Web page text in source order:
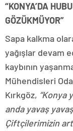
“KONYA’DA
GÖZÜKMÜYOR”
Sapa kalkma
yağışlar devam
kaybının
Mühendisleri
Kırkgöz, “Konya
anda yavaş
Çiftçilerimizin